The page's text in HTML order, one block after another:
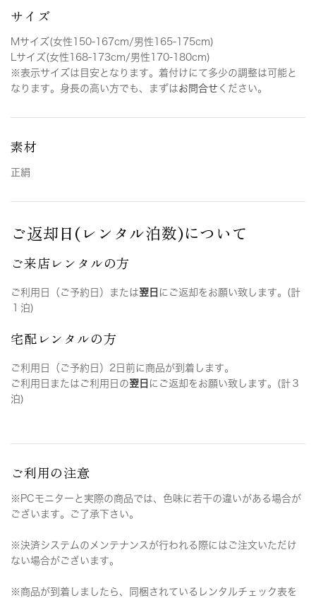
サイズ
Mサイズ(女性150-167cm/男性165-175cm)
Lサイズ(女性168-173cm/男性170-180cm)
※表示サイズは目安となります。着付けにて多少の調整は可能と
なります。身長の高い方でも、まずはお問合せ ください。
素材
正絹
ご返却日(レンタル泊数)について
ご来店レンタルの方
ご利用日（ご予約日）または翌日 にご返却をお願い致します。(計
１泊)
宅配レンタルの方
ご利用日（ご予約日）2日前に商品が到着します。
ご利用日またはご利用日の翌日 にご返却をお願い致します。(計３
泊)
ご利用の注意
※PCモニターと実際の商品では、色味に若干の違いがある場合が
ございます。ご了承下さい。
※決済システムのメンテナンスが行われる際にはご注文いただけ
ない場合がございます。
※商品が到着しましたら、同梱されているレンタルチェック表を